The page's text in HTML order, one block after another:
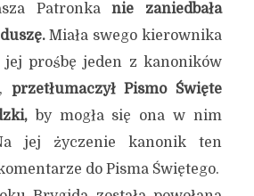
Patronkanie zaniedbała
Miała swego kierownika
jej prośbę jeden z kanoników
przetłumaczył Pismo Święte
by mogła się ona w nim
jej życzenie kanonik ten
do Pisma Świętego.